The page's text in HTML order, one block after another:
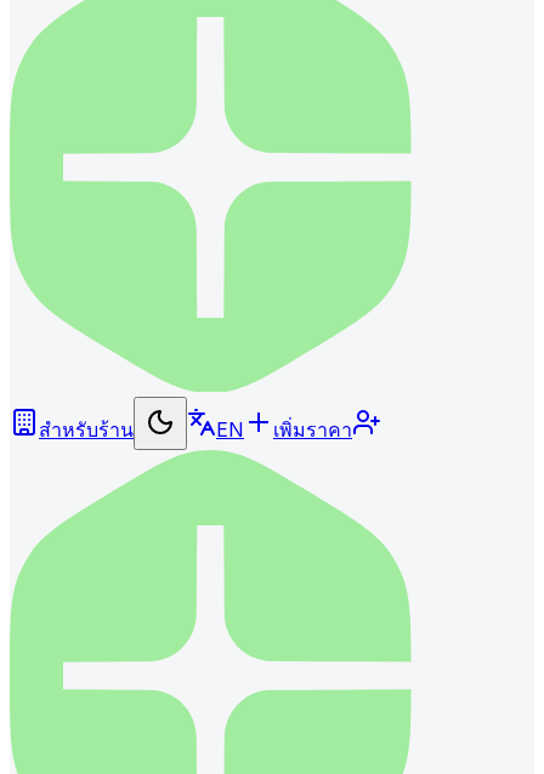
สำหรับร้าน EN เพิ่มราคา